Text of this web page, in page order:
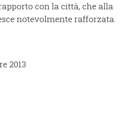
con la città, che alla
notevolmente rafforzata.
2013